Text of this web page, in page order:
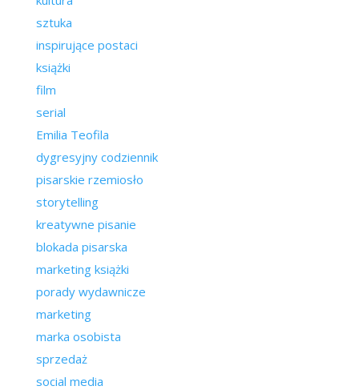
sztuka
inspirujące postaci
książki
film
serial
Emilia Teofila
dygresyjny codziennik
pisarskie rzemiosło
storytelling
kreatywne pisanie
blokada pisarska
marketing książki
porady wydawnicze
marketing
marka osobista
sprzedaż
social media